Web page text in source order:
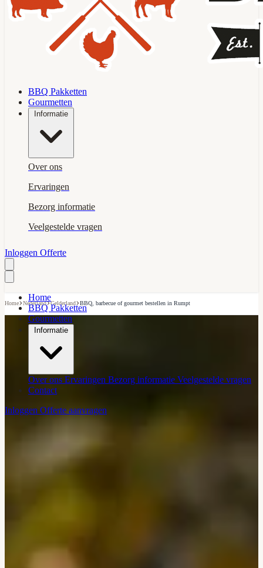
BBQ Pakketten
Gourmetten
Informatie
Over ons
Ervaringen
Bezorg informatie
Veelgestelde vragen
Inloggen Offerte
Home
BBQ Pakketten
Gourmetten
Informatie
Over ons Ervaringen Bezorg informatie Veelgestelde vragen
Contact
Inloggen Offerte aanvragen
Home›Nederland›Gelderland›BBQ, barbecue of gourmet bestellen in Rumpt